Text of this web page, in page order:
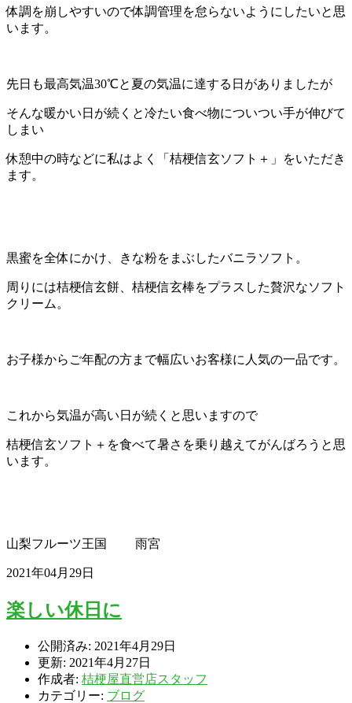
体調を崩しやすいので体調管理を怠らないようにしたいと思
います。
先日も最高気温30℃と夏の気温に達する日がありましたが
そんな暖かい日が続くと冷たい食べ物についつい手が伸びて
しまい
休憩中の時などに私はよく「桔梗信玄ソフト＋」をいただき
ます。
黒蜜を全体にかけ、きな粉をまぶしたバニラソフト。
周りには桔梗信玄餅、桔梗信玄棒をプラスした贅沢なソフト
クリーム。
お子様からご年配の方まで幅広いお客様に人気の一品です。
これから気温が高い日が続くと思いますので
桔梗信玄ソフト＋を食べて暑さを乗り越えてがんばろうと思
います。
山梨フルーツ王国 雨宮
2021年04月29日
楽しい休日に
公開済み: 2021年4月29日
更新: 2021年4月27日
作成者: 桔梗屋直営店スタッフ
カテゴリー: ブログ